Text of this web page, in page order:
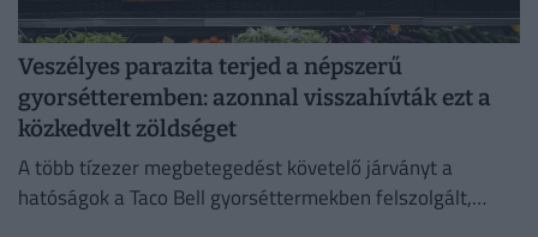
Veszélyes parazita terjed a népszerű
gyorsétteremben: azonnal visszahívták ezt a
közkedvelt zöldséget
A több tízezer megbetegedést követelő járványt a
hatóságok a Taco Bell gyorséttermekben felszolgált,